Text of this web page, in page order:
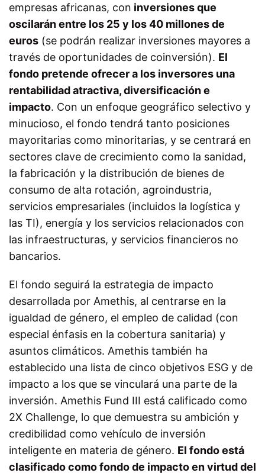
empresas africanas, con inversiones que
oscilarán entre los 25 y los 40 millones de
euros (se podrán realizar inversiones mayores a
través de oportunidades de coinversión). El
fondo pretende ofrecer a los inversores una
rentabilidad atractiva, diversificación e
impacto. Con un enfoque geográfico selectivo y
minucioso, el fondo tendrá tanto posiciones
mayoritarias como minoritarias, y se centrará en
sectores clave de crecimiento como la sanidad,
la fabricación y la distribución de bienes de
consumo de alta rotación, agroindustria,
servicios empresariales (incluidos la logística y
las TI), energía y los servicios relacionados con
las infraestructuras, y servicios financieros no
bancarios.
El fondo seguirá la estrategia de impacto
desarrollada por Amethis, al centrarse en la
igualdad de género, el empleo de calidad (con
especial énfasis en la cobertura sanitaria) y
asuntos climáticos. Amethis también ha
establecido una lista de cinco objetivos ESG y de
impacto a los que se vinculará una parte de la
inversión. Amethis Fund III está calificado como
2X Challenge, lo que demuestra su ambición y
credibilidad como vehículo de inversión
inteligente en materia de género. El fondo está
clasificado como fondo de impacto en virtud del